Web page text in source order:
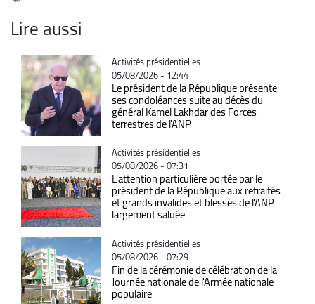
Lire aussi
Catégorie
Activités présidentielles
05/08/2026 - 12:44
Le président de la République présente
ses condoléances suite au décès du
général Kamel Lakhdar des Forces
terrestres de l'ANP
Catégorie
Activités présidentielles
05/08/2026 - 07:31
L'attention particulière portée par le
président de la République aux retraités
et grands invalides et blessés de l'ANP
largement saluée
Catégorie
Activités présidentielles
05/08/2026 - 07:29
Fin de la cérémonie de célébration de la
Journée nationale de l'Armée nationale
populaire